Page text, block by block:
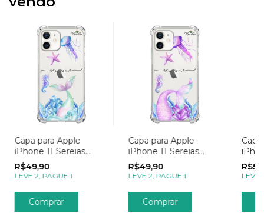
Capa para Apple
iPhone 11 Sereias
Cauda Azul
R$49,90
LEVE 2, PAGUE 1
Comprar
Capa para Apple
iPhone 11 Sereias
Cauda Rosa
R$49,90
LEVE 2, PAGUE 1
Comprar
LEVE